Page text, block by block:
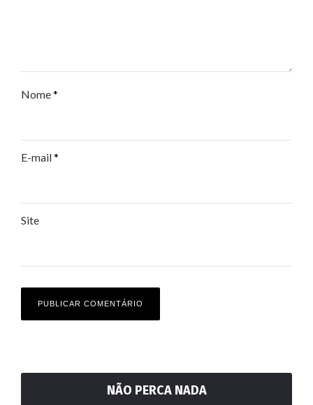
Nome*
E-mail*
Site
NÃO PERCA NADA